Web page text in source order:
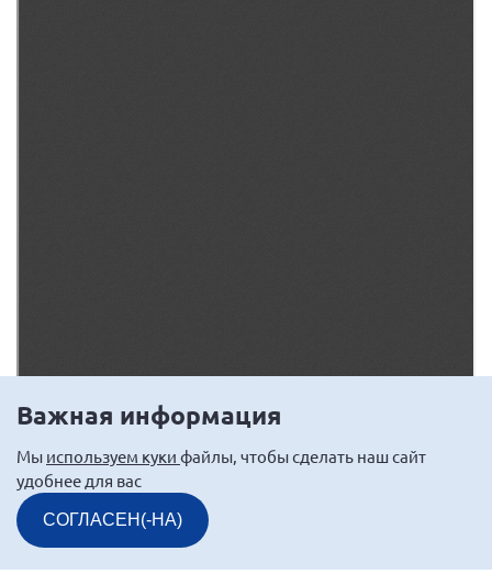
Важная информация
Мы используем куки файлы, чтобы сделать наш сайт
удобнее для вас
СОГЛАСЕН(-НА)